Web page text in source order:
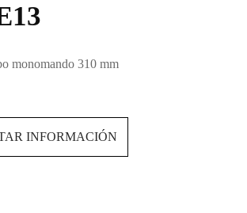
monomando 310 mm
INFORMACIÓN